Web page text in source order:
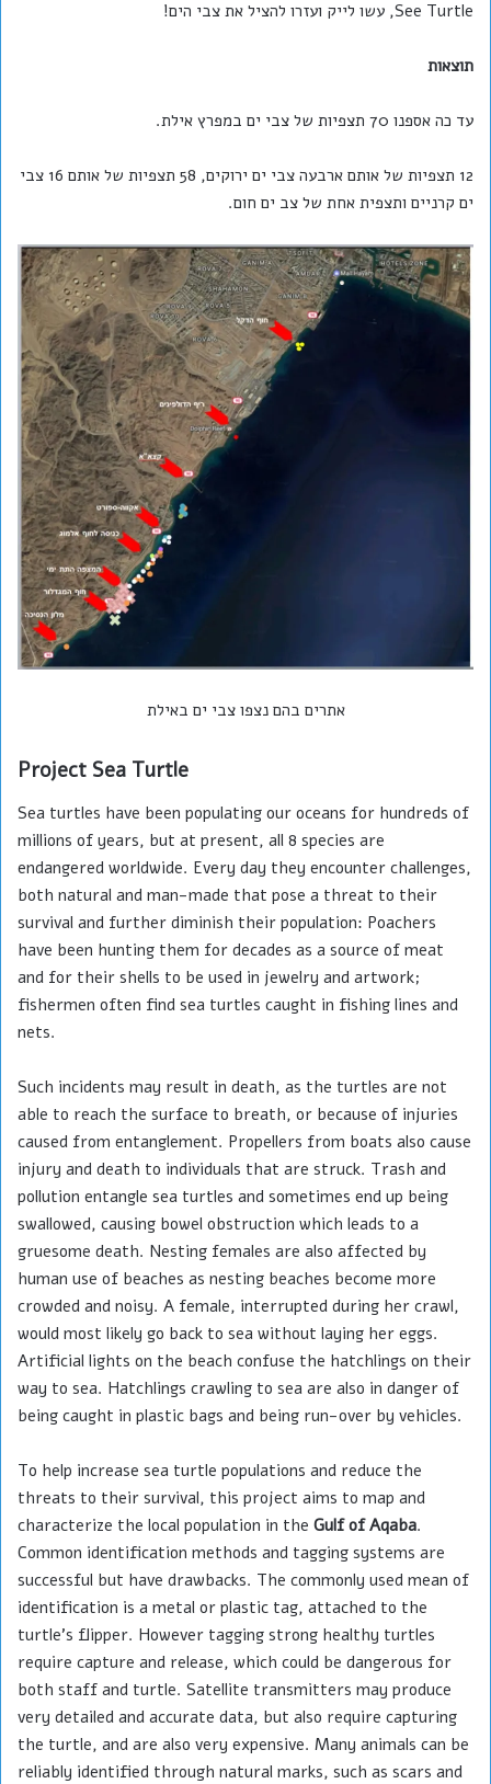
See Turtle, עשו לייק ועזרו להציל את צבי הים!
תוצאות
עד כה אספנו 70 תצפיות של צבי ים במפרץ אילת.
12 תצפיות של אותם ארבעה צבי ים ירוקים, 58 תצפיות של אותם 16 צבי
ים קרניים ותצפית אחת של צב ים חום.
אתרים בהם נצפו צבי ים באילת
Project Sea Turtle
Sea turtles have been populating our oceans for hundreds of
millions of years, but at present, all 8 species are
endangered worldwide. Every day they encounter challenges,
both natural and man-made that pose a threat to their
survival and further diminish their population: Poachers
have been hunting them for decades as a source of meat
and for their shells to be used in jewelry and artwork;
fishermen often find sea turtles caught in fishing lines and
nets.
Such incidents may result in death, as the turtles are not
able to reach the surface to breath, or because of injuries
caused from entanglement. Propellers from boats also cause
injury and death to individuals that are struck. Trash and
pollution entangle sea turtles and sometimes end up being
swallowed, causing bowel obstruction which leads to a
gruesome death. Nesting females are also affected by
human use of beaches as nesting beaches become more
crowded and noisy. A female, interrupted during her crawl,
would most likely go back to sea without laying her eggs.
Artificial lights on the beach confuse the hatchlings on their
way to sea. Hatchlings crawling to sea are also in danger of
being caught in plastic bags and being run-over by vehicles.
To help increase sea turtle populations and reduce the
threats to their survival, this project aims to map and
characterize the local population in the Gulf of Aqaba.
Common identification methods and tagging systems are
successful but have drawbacks. The commonly used mean of
identification is a metal or plastic tag, attached to the
turtle's flipper. However tagging strong healthy turtles
require capture and release, which could be dangerous for
both staff and turtle. Satellite transmitters may produce
very detailed and accurate data, but also require capturing
the turtle, and are also very expensive. Many animals can be
reliably identified through natural marks, such as scars and